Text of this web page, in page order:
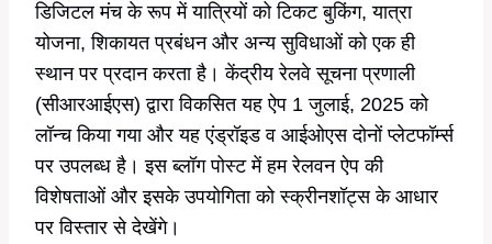
डिजिटल मंच के रूप में यात्रियों को टिकट बुकिंग, यात्रा
योजना, शिकायत प्रबंधन और अन्य सुविधाओं को एक ही
स्थान पर प्रदान करता है। केंद्रीय रेलवे सूचना प्रणाली
(सीआरआईएस) द्वारा विकसित यह ऐप 1 जुलाई, 2025 को
लॉन्च किया गया और यह एंड्रॉइड व आईओएस दोनों प्लेटफॉर्म्स
पर उपलब्ध है। इस ब्लॉग पोस्ट में हम रेलवन ऐप की
विशेषताओं और इसके उपयोगिता को स्क्रीनशॉट्स के आधार
पर विस्तार से देखेंगे।